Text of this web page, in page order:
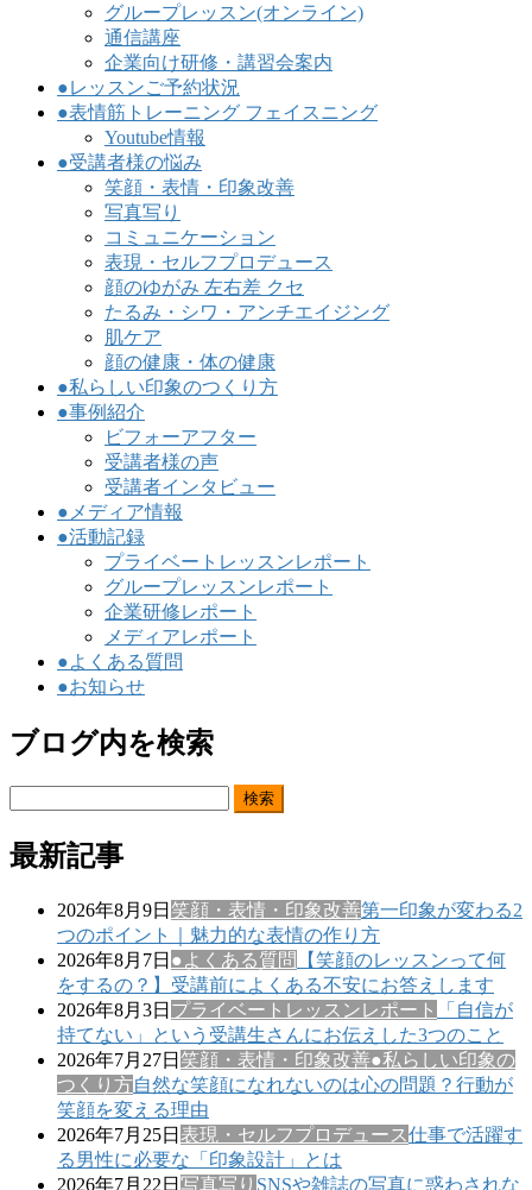
グループレッスン(オンライン)
通信講座
企業向け研修・講習会案内
●レッスンご予約状況
●表情筋トレーニング フェイスニング
Youtube情報
●受講者様の悩み
笑顔・表情・印象改善
写真写り
コミュニケーション
表現・セルフプロデュース
顔のゆがみ 左右差 クセ
たるみ・シワ・アンチエイジング
肌ケア
顔の健康・体の健康
●私らしい印象のつくり方
●事例紹介
ビフォーアフター
受講者様の声
受講者インタビュー
●メディア情報
●活動記録
プライベートレッスンレポート
グループレッスンレポート
企業研修レポート
メディアレポート
●よくある質問
●お知らせ
ブログ内を検索
最新記事
2026年8月9日 笑顔・表情・印象改善第一印象が変わる2
つのポイント｜魅力的な表情の作り方
2026年8月7日 ●よくある質問
【笑顔のレッスンって何
をするの？】受講前によくある不安にお答えします
2026年8月3日 プライベートレッスンレポート
「自信が
持てない」という受講生さんにお伝えした3つのこと
2026年7月27日 笑顔・表情・印象改善●私らしい印象の
つくり方自然な笑顔になれないのは心の問題？行動が
笑顔を変える理由
2026年7月25日 表現・セルフプロデュース仕事で活躍す
る男性に必要な「印象設計」とは
2026年7月22日 写真写り SNSや雑誌の写真に惑わされな